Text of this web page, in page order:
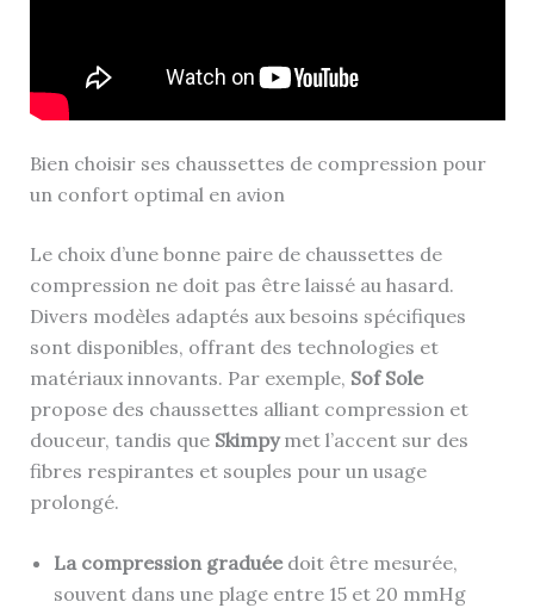
Bien choisir ses chaussettes de compression pour
un confort optimal en avion
Le choix d’une bonne paire de chaussettes de
compression ne doit pas être laissé au hasard.
Divers modèles adaptés aux besoins spécifiques
sont disponibles, offrant des technologies et
matériaux innovants. Par exemple, Sof Sole
propose des chaussettes alliant compression et
douceur, tandis que Skimpymet l’accent sur des
fibres respirantes et souples pour un usage
prolongé.
La compression graduéedoit être mesurée,
souvent dans une plage entre 15 et 20 mmHg